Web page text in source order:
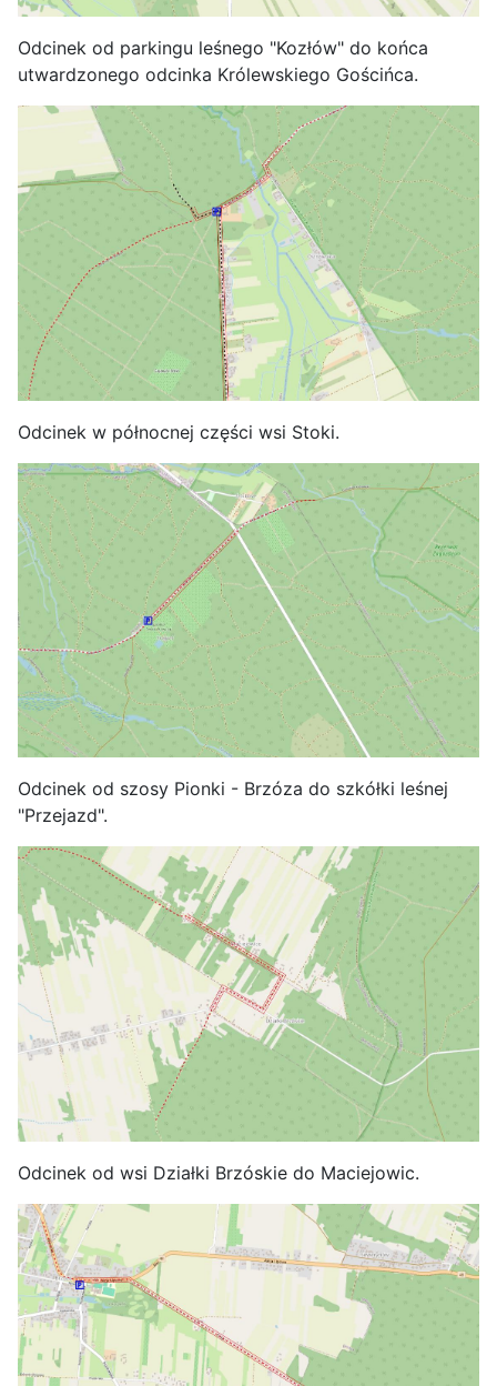
Odcinek od parkingu leśnego "Kozłów" do końca
utwardzonego odcinka Królewskiego Gościńca.
Odcinek w północnej części wsi Stoki.
Odcinek od szosy Pionki - Brzóza do szkółki leśnej
"Przejazd".
Odcinek od wsi Działki Brzóskie do Maciejowic.